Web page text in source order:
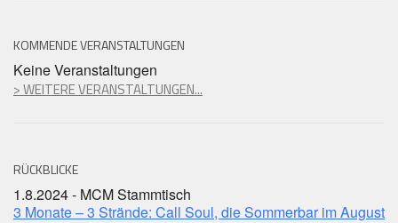
KOMMENDE VERANSTALTUNGEN
Keine Veranstaltungen
> WEITERE VERANSTALTUNGEN...
RÜCKBLICKE
1.8.2024 - MCM Stammtisch
3 Monate – 3 Strände: Call Soul, die Sommerbar im August